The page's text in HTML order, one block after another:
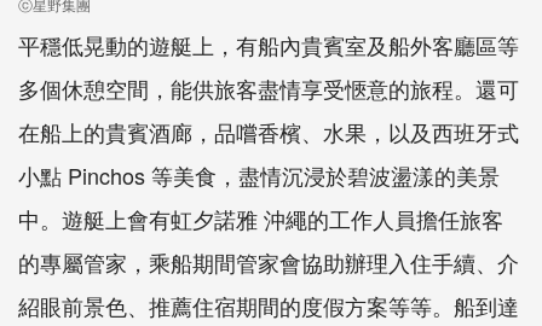
ⓒ星野集團
平穩低晃動的遊艇上，有船內貴賓室及船外客廳區等
多個休憩空間，能供旅客盡情享受愜意的旅程。還可
在船上的貴賓酒廊，品嚐香檳、水果，以及西班牙式
小點 Pinchos 等美食，盡情沉浸於碧波盪漾的美景
中。遊艇上會有虹夕諾雅 沖繩的工作人員擔任旅客
的專屬管家，乘船期間管家會協助辦理入住手續、介
紹眼前景色、推薦住宿期間的度假方案等等。船到達